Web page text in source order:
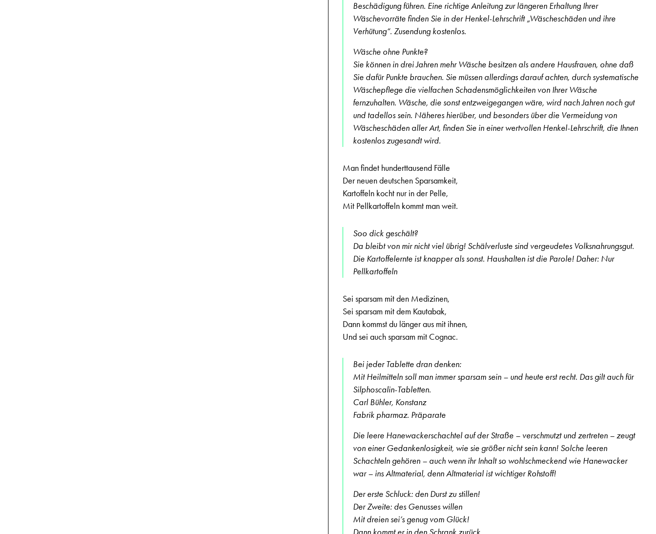
Beschädigung führen. Eine richtige Anleitung zur längeren Erhaltung Ihrer
Wäschevorräte finden Sie in der Henkel-Lehrschrift „Wäscheschäden und ihre
Verhütung“. Zusendung kostenlos.
Wäsche ohne Punkte?
Sie können in drei Jahren mehr Wäsche besitzen als andere Hausfrauen, ohne daß
Sie dafür Punkte brauchen. Sie müssen allerdings darauf achten, durch systematische
Wäschepflege die vielfachen Schadensmöglichkeiten von Ihrer Wäsche
fernzuhalten. Wäsche, die sonst entzweigegangen wäre, wird nach Jahren noch gut
und tadellos sein. Näheres hierüber, und besonders über die Vermeidung von
Wäscheschäden aller Art, finden Sie in einer wertvollen Henkel-Lehrschrift, die Ihnen
kostenlos zugesandt wird.
Man findet hunderttausend Fälle
Der neuen deutschen Sparsamkeit,
Kartoffeln kocht nur in der Pelle,
Mit Pellkartoffeln kommt man weit.
Soo dick geschält?
Da bleibt von mir nicht viel übrig! Schälverluste sind vergeudetes Volksnahrungsgut.
Die Kartoffelernte ist knapper als sonst. Haushalten ist die Parole! Daher: Nur
Pellkartoffeln
Sei sparsam mit den Medizinen,
Sei sparsam mit dem Kautabak,
Dann kommst du länger aus mit ihnen,
Und sei auch sparsam mit Cognac.
Bei jeder Tablette dran denken:
Mit Heilmitteln soll man immer sparsam sein – und heute erst recht. Das gilt auch für
Silphoscalin-Tabletten.
Carl Bühler, Konstanz
Fabrik pharmaz. Präparate
Die leere Hanewackerschachtel auf der Straße – verschmutzt und zertreten – zeugt
von einer Gedankenlosigkeit, wie sie größer nicht sein kann! Solche leeren
Schachteln gehören – auch wenn ihr Inhalt so wohlschmeckend wie Hanewacker
war – ins Altmaterial, denn Altmaterial ist wichtiger Rohstoff!
Der erste Schluck: den Durst zu stillen!
Der Zweite: des Genusses willen
Mit dreien sei’s genug vom Glück!